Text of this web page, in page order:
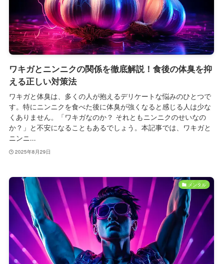
ワキガとニンニクの関係を徹底解説！食後の体臭を抑
える正しい対策法
ワキガと体臭は、多くの人が抱えるデリケートな悩みのひとつで
す。特にニンニクを食べた後に体臭が強くなると感じる人は少な
くありません。「ワキガなのか？ それともニンニクのせいなの
か？」と不安になることもあるでしょう。本記事では、ワキガと
ニンニ...
2025年8月29日
メンタル